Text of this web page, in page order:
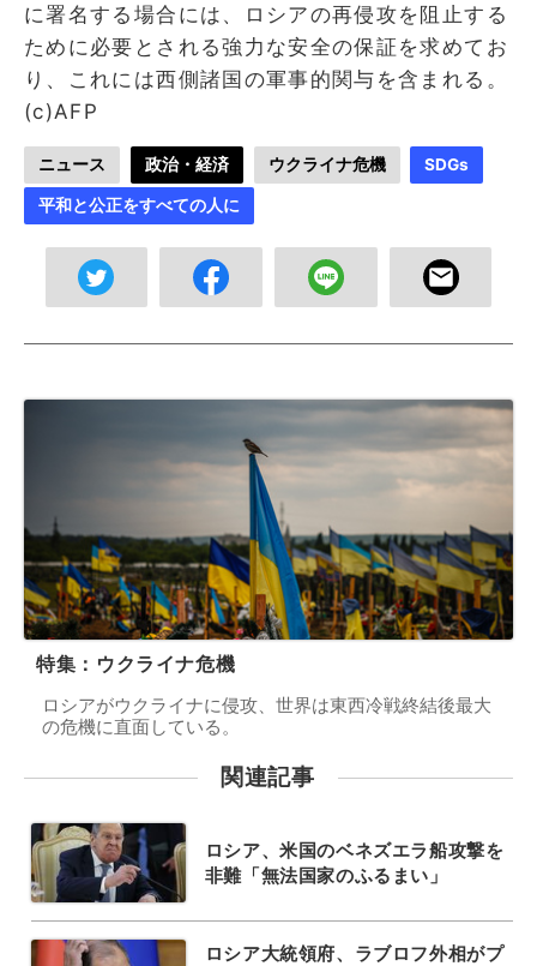
に署名する場合には、ロシアの再侵攻を阻止する
ために必要とされる強力な安全の保証を求めてお
り、これには西側諸国の軍事的関与を含まれる。
(c)AFP
ニュース 政治・経済 ウクライナ危機 SDGs
平和と公正をすべての人に
特集：ウクライナ危機
ロシアがウクライナに侵攻、世界は東西冷戦終結後最大
の危機に直面している。
関連記事
ロシア、米国のベネズエラ船攻撃を
非難「無法国家のふるまい」
ロシア大統領府、ラブロフ外相がプ